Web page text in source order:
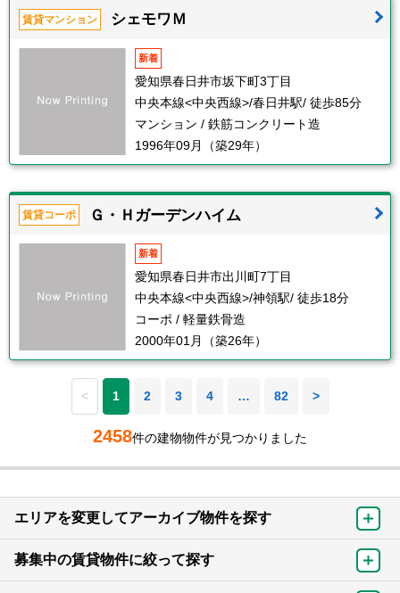
賃貸マンション シェモワＭ
新着
愛知県春日井市坂下町3丁目
中央本線<中央西線>/春日井駅/ 徒歩85分
マンション / 鉄筋コンクリート造
1996年09月（築29年）
賃貸コーポ Ｇ・Ｈガーデンハイム
新着
愛知県春日井市出川町7丁目
中央本線<中央西線>/神領駅/ 徒歩18分
コーポ / 軽量鉄骨造
2000年01月（築26年）
< 1 2 3 4 … 82 >
2458件の建物物件が見つかりました
エリアを変更してアーカイブ物件を探す
募集中の賃貸物件に絞って探す